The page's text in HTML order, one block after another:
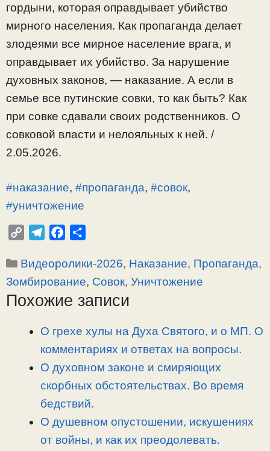
гордыни, которая оправдывает убийство
мирного населения. Как пропаганда делает
злодеями все мирное население врага, и
оправдывает их убийство. За нарушение
духовных законов, — наказание. А если в
семье все путинские совки, то как быть? Как
при совке сдавали своих родственников. О
совковой власти и нелояльных к ней. /
2.05.2026.
#наказание, #пропаганда, #совок,
#уничтожение
p
y
L
l
e
g
a
c
e
b
п
а
Рубрики
Видеоролики-2026, Наказание, Пропаганда,
Зомбирование, Совок, Уничтожение
Похожие записи
О грехе хулы на Духа Святого, и о МП. О
комментариях и ответах на вопросы.
О духовном законе и смиряющих
скорбных обстоятельствах. Во время
бедствий.
О душевном опустошении, искушениях
от войны, и как их преодолевать.